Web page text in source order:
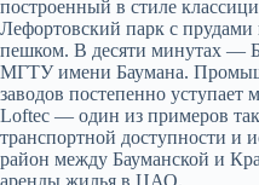
построенный в стиле
Лефортовский парк с
пешком. В десяти минутах —
МГТУ имени Баумана.
заводов постепенно
Loftec — один из примеров
транспортной доступности и
район между Бауманской и
аренды жилья в ЦАО.